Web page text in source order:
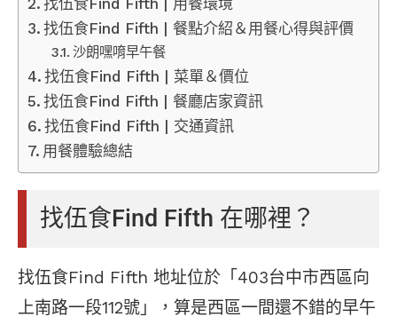
找伍食Find Fifth | 餐點介紹＆用餐心得與評價
沙朗嘿唷早午餐
找伍食Find Fifth | 菜單＆價位
找伍食Find Fifth | 餐廳店家資訊
找伍食Find Fifth | 交通資訊
用餐體驗總結
找伍食Find Fifth 在哪裡？
找伍食Find Fifth 地址位於「403台中市西區向
上南路一段112號」，算是西區一間還不錯的早午